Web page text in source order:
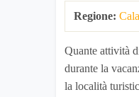
Regione:
Quante attività
durante la
la località